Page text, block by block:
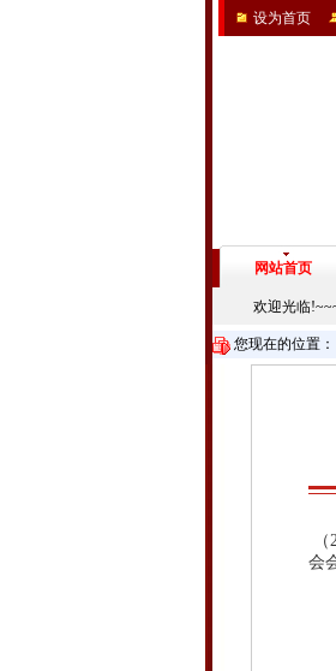
设为首页
网站首页
欢迎光临
您现在的位置：
会